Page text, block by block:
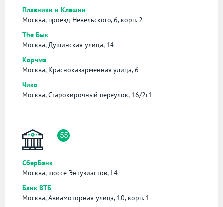
Плавники и Клешни
Москва, проезд Невельского, 6, корп. 2
The Бык
Москва, Душинская улица, 14
Корчма
Москва, Красноказарменная улица, 6
Чико
Москва, Старокирочный переулок, 16/2с1
55
СберБанк
Москва, шоссе Энтузиастов, 14
Банк ВТБ
Москва, Авиамоторная улица, 10, корп. 1